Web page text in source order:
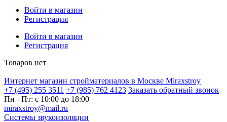
Войти в магазин
Регистрация
Войти в магазин
Регистрация
Товаров нет
Интернет магазин стройматериалов в Москве Miraxstroy
+7 (495) 255 3511 +7 (985) 762 4123 Заказать обратный звонок
Пн - Пт: с 10:00 до 18:00
miraxstroy@mail.ru
Системы звукоизоляции